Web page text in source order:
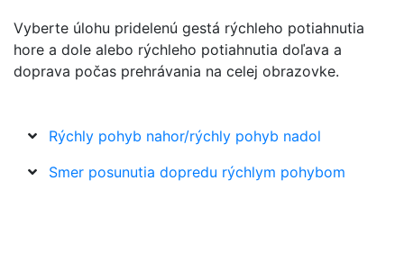
Vyberte úlohu pridelenú gestá rýchleho potiahnutia
hore a dole alebo rýchleho potiahnutia doľava a
doprava počas prehrávania na celej obrazovke.
Rýchly pohyb nahor/rýchly pohyb nadol
Smer posunutia dopredu rýchlym pohybom